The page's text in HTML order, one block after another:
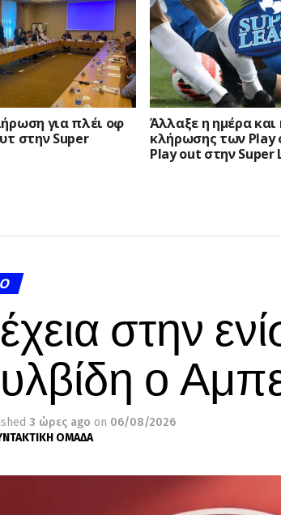
για πλέι οφ
στην Super
Άλλαξε η ημέρα
κλήρωσης των Play
Play out στην Super
στην
ο
3 ώρες ago on 06/08/2026
ΟΜΑΔΑ